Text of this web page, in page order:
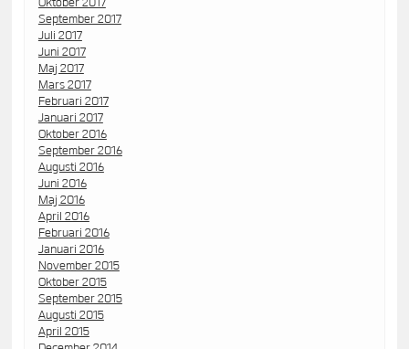
September 2017
Juli 2017
Juni 2017
Maj 2017
Mars 2017
Februari 2017
Januari 2017
Oktober 2016
September 2016
Augusti 2016
Juni 2016
Maj 2016
April 2016
Februari 2016
Januari 2016
November 2015
Oktober 2015
September 2015
Augusti 2015
April 2015